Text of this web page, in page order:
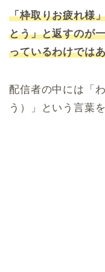
「枠取りお疲れ様
とう」と返すのが
っているわけでは
配信者の中には「
う）」という言葉